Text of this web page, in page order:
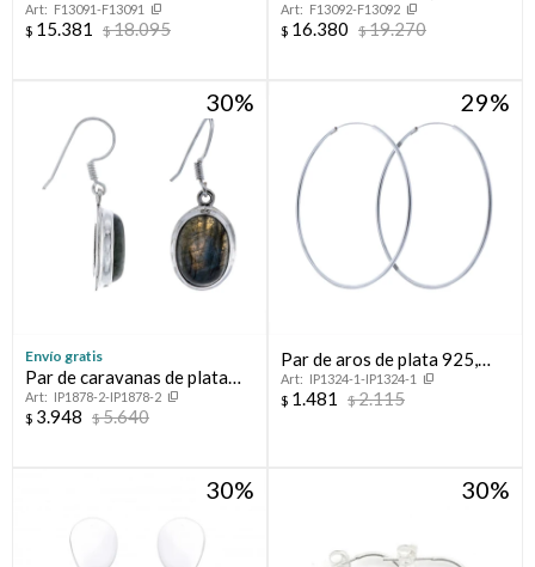
F13091-F13091
$ 15.381 $18.095
circonias
F13092-F13092
$ 16.380 $19.270
30
Envío gratis
Par de caravanas de plata
925 y calcedonia
IP1878-2-IP1878-2
$ 3.948 $5.640
29
Par de aros de plata 925,
PORTEÑOS.
IP1324-1-IP1324-1
$ 1.481 $2.115
30 30